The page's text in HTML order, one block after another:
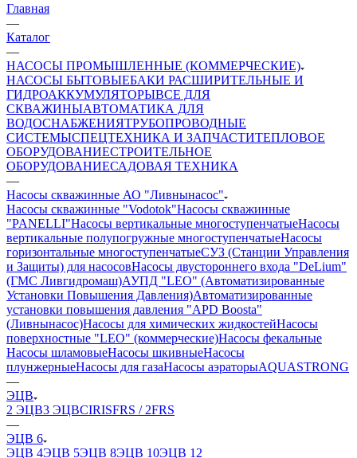
Главная
—
Каталог
—
НАСОСЫ ПРОМЫШЛЕННЫЕ (КОММЕРЧЕСКИЕ)
НАСОСЫ БЫТОВЫЕБАКИ РАСШИРИТЕЛЬНЫЕ И
ГИДРОАККУМУЛЯТОРЫВСЕ ДЛЯ
СКВАЖИНЫАВТОМАТИКА ДЛЯ
ВОДОСНАБЖЕНИЯТРУБОПРОВОДНЫЕ
СИСТЕМЫСПЕЦТЕХНИКА И ЗАПЧАСТИТЕПЛОВОЕ
ОБОРУДОВАНИЕСТРОИТЕЛЬНОЕ
ОБОРУДОВАНИЕСАДОВАЯ ТЕХНИКА
—
Насосы скважинные АО "Ливнынасос"
Насосы скважинные "Vodotok"Насосы скважинные
"PANELLI"Насосы вертикальные многоступенчатыеНасосы
вертикальные полупогружные многоступенчатыеНасосы
горизонтальные многоступенчатыеСУЗ (Станции Управления
и Защиты) для насосовНасосы двустороннего входа "DeLium"
(ГМС Ливгидромаш)АУПД "LEO" (Автоматизированные
Установки Повышения Давления)Автоматизированные
установки повышения давления "APD Boosta"
(Ливнынасос)Насосы для химических жидкостейНасосы
поверхностные "LEO" (коммерческие)Насосы фекальные
Насосы шламовыеНасосы шкивныеНасосы
плунжерныеНасосы для газаНасосы аэраторыAQUASTRONG
—
ЭЦВ
2 ЭЦВ3 ЭЦВCIRISFRS / 2FRS
—
ЭЦВ 6
ЭЦВ 4ЭЦВ 5ЭЦВ 8ЭЦВ 10ЭЦВ 12